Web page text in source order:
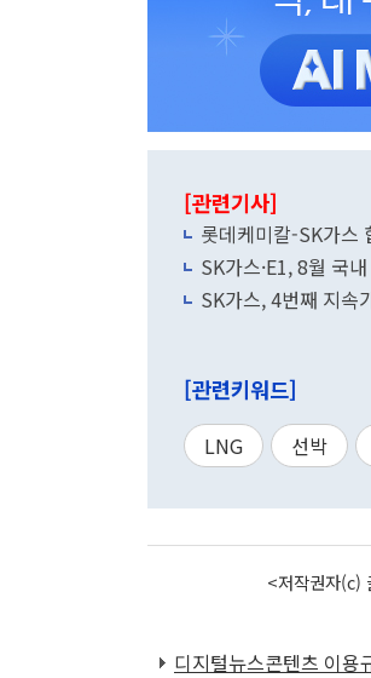
[관련기사]
롯데케미칼-SK가스
SK가스·E1, 8월 국
SK가스, 4번째 지속
[관련키워드]
LNG 선박
<저작권자(c)
디지털뉴스콘텐츠 이용